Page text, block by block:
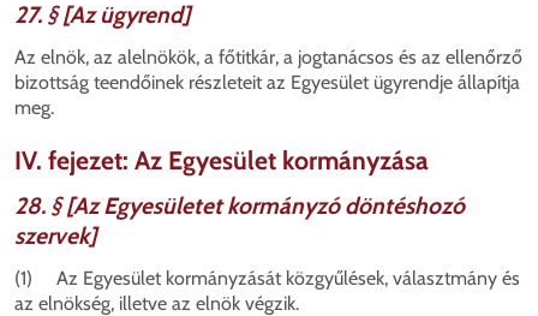
27. § [Az ügyrend]
Az elnök, az alelnökök, a főtitkár, a jogtanácsos és az ellenőrző
bizottság teendőinek részleteit az Egyesület ügyrendje állapítja
meg.
IV. fejezet: Az Egyesület kormányzása
28. § [Az Egyesületet kormányzó döntéshozó
szervek]
(1) Az Egyesület kormányzását közgyűlések, választmány és
az elnökség, illetve az elnök végzik.